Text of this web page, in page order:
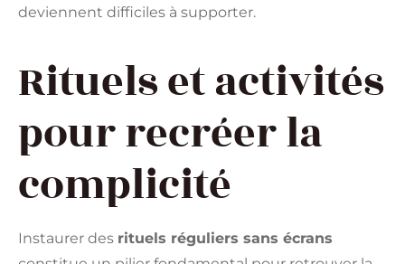
deviennent difficiles à supporter.
Rituels et activités
pour recréer la
complicité
Instaurer des rituels réguliers sans écrans